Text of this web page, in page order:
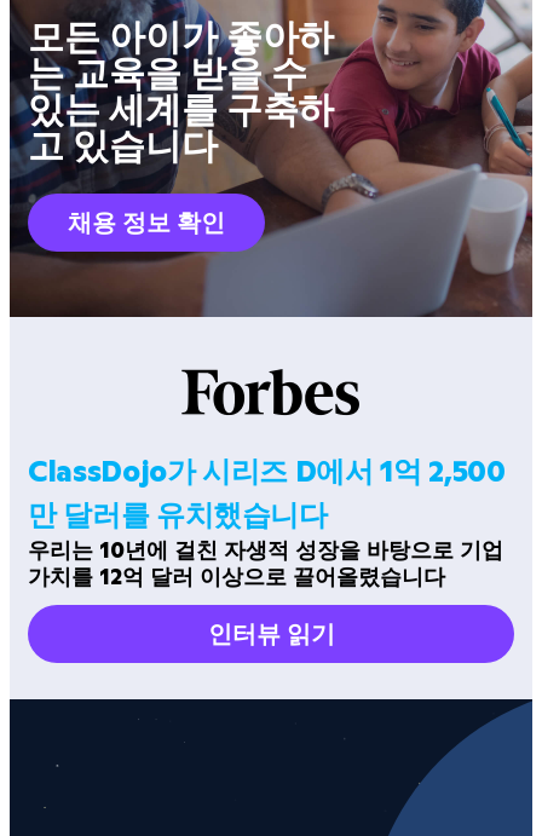
모든 아이가 좋아하
는 교육을 받을 수
있는 세계를 구축하
고 있습니다
채용 정보 확인
ClassDojo가 시리즈 D에서 1억 2,500
만 달러를 유치했습니다
우리는 10년에 걸친 자생적 성장을 바탕으로 기업
가치를 12억 달러 이상으로 끌어올렸습니다
인터뷰 읽기